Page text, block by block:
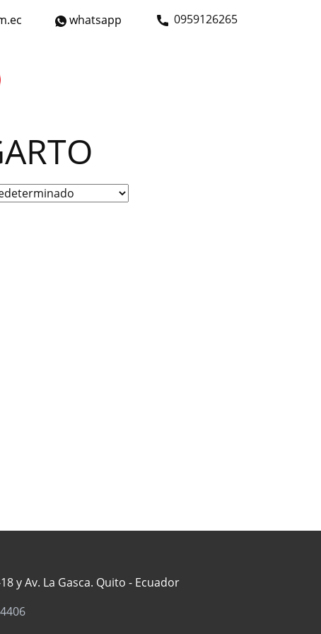
​0959126265
whatsapp
y Av. La Gasca. Quito - Ecuador